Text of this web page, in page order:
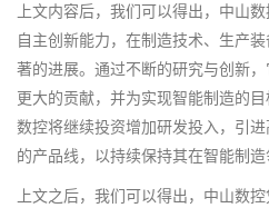
上文内容后，我们可以得出，中山
自主创新能力，在制造技术、生产
著的进展。通过不断的研究与创新
更大的贡献，并为实现智能制造的
数控将继续投资增加研发投入，引
的产品线，以持续保持其在智能制造
上文之后，我们可以得出，中山数